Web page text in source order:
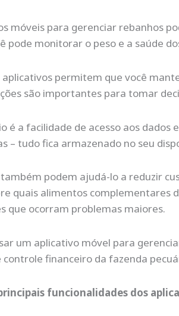
móveis para gerenciar rebanhos
pode monitorar o peso e a saúde
aplicativos permitem que você
são importantes para tomar
é a facilidade de acesso aos
– tudo fica armazenado no seu
podem ajudá-lo a reduzir
quais alimentos complementares
que ocorram problemas maiores.
um aplicativo móvel para
financeiro da fazenda
funcionalidades dos